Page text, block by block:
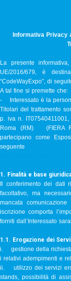
Informativa Privacy
La presente
UE/2016/679, è
“CodeWayExpo”, di
A tal fine si premette che:
- Interessato è la
Titolari del trattamento
p. iva n.
Roma (RM) (FIERA
partecipano come
1. Finalità e base
Il conferimento dei dati
facoltativo, ma
mancata
iscrizione comporta
forniti dall’Interessato
1.1. Erogazione dei
i. gestione della
i relativi adempimenti e
ii. utilizzo dei servizi
stands, possibilità di